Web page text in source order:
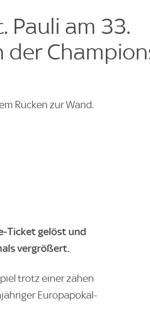
Pauli am 33.
Rücken zur Wand.
Ticket gelöst und
vergrößert.
trotz einer zähen
Europapokal-